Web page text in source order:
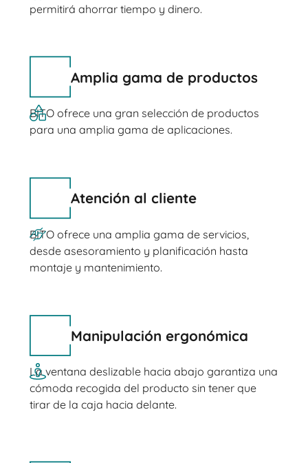
permitirá ahorrar tiempo y dinero.
Amplia gama de productos
BITO ofrece una gran selección de productos
para una amplia gama de aplicaciones.
Atención al cliente
BITO ofrece una amplia gama de servicios,
desde asesoramiento y planificación hasta
montaje y mantenimiento.
Manipulación ergonómica
La ventana deslizable hacia abajo garantiza una
cómoda recogida del producto sin tener que
tirar de la caja hacia delante.